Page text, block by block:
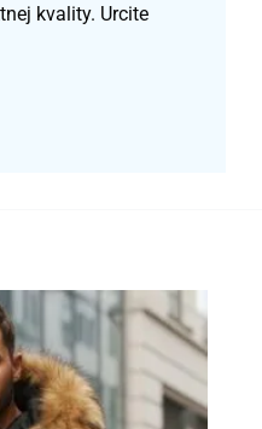
kvality. Urcite